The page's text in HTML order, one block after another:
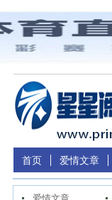
首页 爱情文章